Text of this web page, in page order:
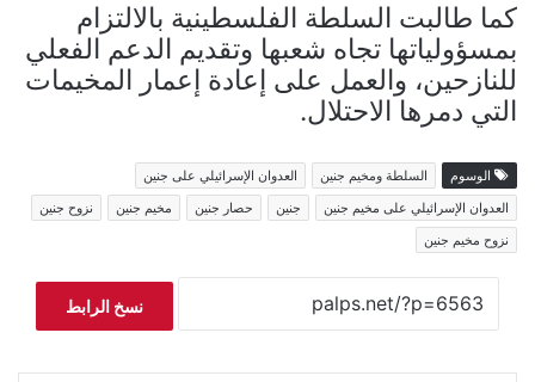
كما طالبت السلطة الفلسطينية بالالتزام
بمسؤولياتها تجاه شعبها وتقديم الدعم الفعلي
للنازحين، والعمل على إعادة إعمار المخيمات
التي دمرها الاحتلال.
الوسوم السلطة ومخيم جنين
العدوان الإسرائيلي على جنين
العدوان الإسرائيلي على مخيم جنين
جنين حصار جنين مخيم جنين
نزوح جنين
نزوح مخيم جنين
نسخ الرابط